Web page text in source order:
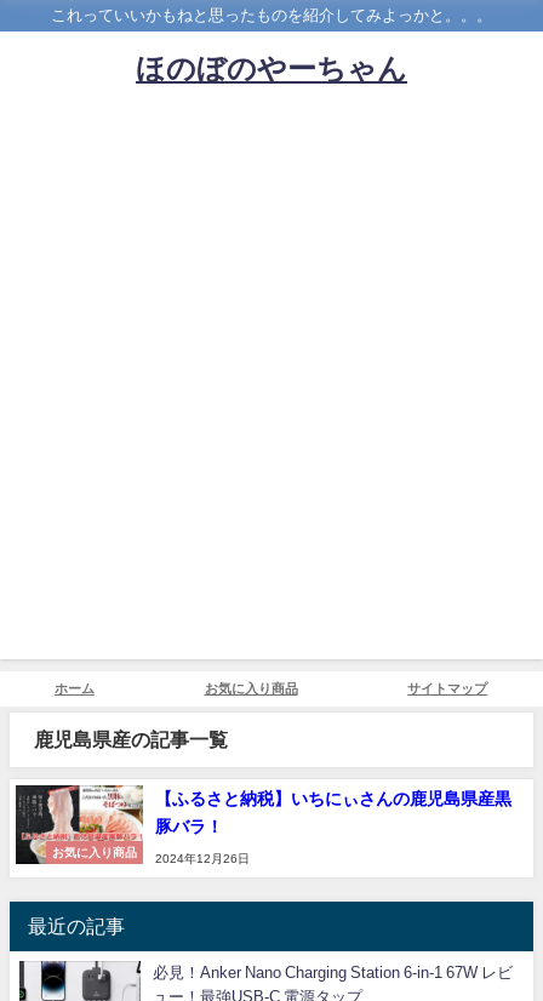
これっていいかもねと思ったものを紹介してみよっかと。。。
ほのぼのやーちゃん
ホーム お気に入り商品 サイトマップ
鹿児島県産の記事一覧
お気に入り商品
【ふるさと納税】いちにぃさんの鹿児島県産黒
豚バラ！
2024年12月26日
最近の記事
必見！Anker Nano Charging Station 6-in-1 67W レビ
ュー！最強USB-C 電源タップ